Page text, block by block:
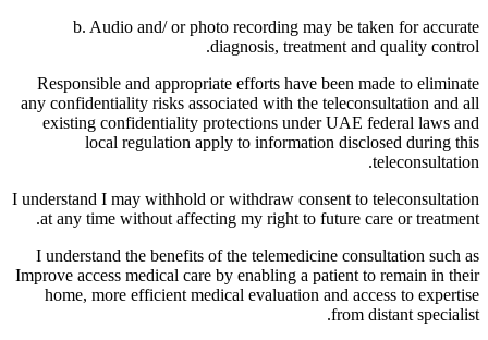
b. Audio and/ or photo recording may be taken for accurate
diagnosis, treatment and quality control.
Responsible and appropriate efforts have been made to eliminate
any confidentiality risks associated with the teleconsultation and all
existing confidentiality protections under UAE federal laws and
local regulation apply to information disclosed during this
teleconsultation.
I understand I may withhold or withdraw consent to teleconsultation
at any time without affecting my right to future care or treatment.
I understand the benefits of the telemedicine consultation such as
Improve access medical care by enabling a patient to remain in their
home, more efficient medical evaluation and access to expertise
from distant specialist.